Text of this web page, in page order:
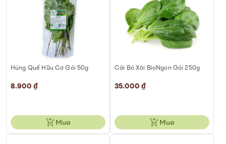
Húng Quế Hữu Cơ Gói 50g
8.900 ₫
Mua
Cải Bó Xôi BioNgon Gói 250g
35.000 ₫
Mua